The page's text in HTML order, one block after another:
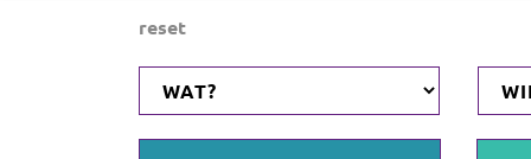
reset